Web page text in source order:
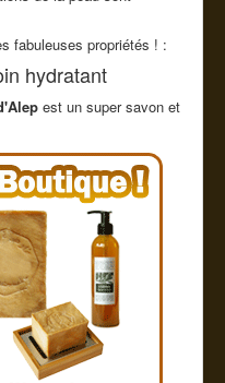
fabuleuses propriétés ! :
hydratant
est un super savon et